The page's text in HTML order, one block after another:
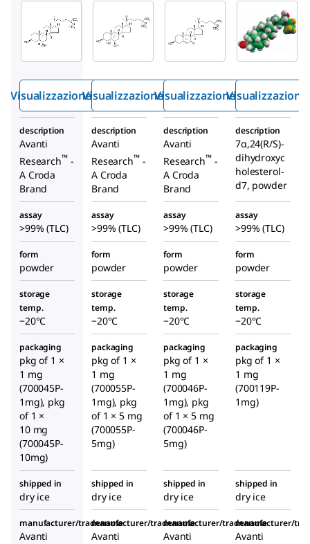
700045P
6α-
anol-d7
Visualizzazione rapida
700055P
5α,6β-
d7
Visualizzazione rapida
700046P
7-
ketocho
Visualizzazione rapida
description
Avanti
Research™-
A Croda
Brand
description
Avanti
Research™-
A Croda
Brand
description
Avanti
Research™-
A Croda
Brand
description
7α,24(R/S)-
dihydroxyc
holesterol-
d7, powder
assay
>99% (TLC)
assay
>99% (TLC)
assay
>99% (TLC)
assay
>99% (TLC)
form
powder
form
powder
form
powder
form
powder
storage
temp.
−20°C
storage
temp.
−20°C
storage
temp.
−20°C
storage
temp.
−20°C
packaging
pkg of 1 ×
1 mg
(700045P-
1mg), pkg
of 1 ×
10 mg
(700045P-
10mg)
packaging
pkg of 1 ×
1 mg
(700055P-
1mg), pkg
of 1 × 5 mg
(700055P-
5mg)
packaging
pkg of 1 ×
1 mg
(700046P-
1mg), pkg
of 1 × 5 mg
(700046P-
5mg)
packaging
pkg of 1 ×
1 mg
(700119P-
1mg)
shipped in
dry ice
shipped in
dry ice
shipped in
dry ice
shipped in
dry ice
manufacturer/tradename
Avanti
manufacturer/tradename
Avanti
manufacturer/tradename
Avanti
manufacturer/
Avanti